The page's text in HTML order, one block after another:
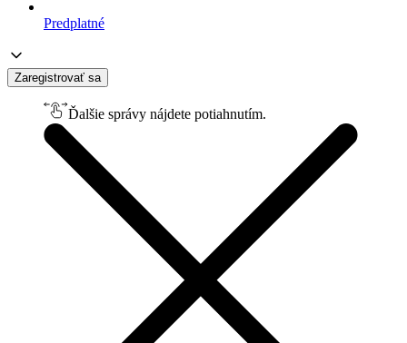
Predplatné
Zaregistrovať sa
Ďalšie správy nájdete potiahnutím.